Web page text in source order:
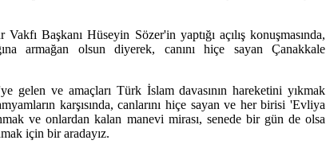
Başkanı Hüseyin Sözer'in yaptığı açılış konuşmasında,
armağan olsun diyerek, canını hiçe sayan Çanakkale
gelen ve amaçları Türk İslam davasının hareketini yıkmak
karşısında, canlarını hiçe sayan ve her birisi 'Evliya
ve onlardan kalan manevi mirası, senede bir gün de olsa
için bir aradayız.